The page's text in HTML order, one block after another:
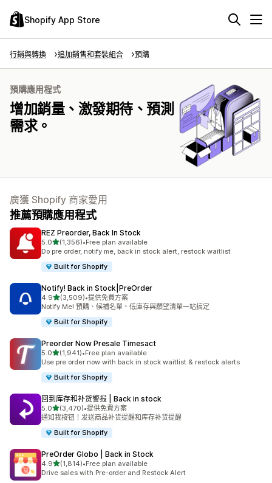
Shopify App Store
行銷與轉換 追加銷售和套裝組合 預購
預購應用程式
增加銷量、激發期待、預測
需求。
廣獲 Shopify 商家愛用
推薦預購應用程式
REZ Preorder, Back In Stock
5.0滿分 5 顆星
(1,356)
共有 1356 則評價
•Free plan available
Do pre order, notify me, back in stock alert, restock waitlist
Built for Shopify
Notify! Back in Stock|PreOrder
4.9滿分 5 顆星
(3,509)
共有 3509 則評價
•提供免費方案
Notify Me! 預購、候補名單、低庫存與願望清單一站搞定
Built for Shopify
Preorder Now Presale Timesact
5.0滿分 5 顆星
(1,941)
共有 1941 則評價
•Free plan available
Use pre order now with back in stock waitlist & restock alerts
Built for Shopify
回到库存和补货警报 | Back in stock
5.0滿分 5 顆星
(3,470)
共有 3470 則評價
•提供免費方案
通知我按钮！发送商品补货提醒和库存补货提醒
Built for Shopify
PreOrder Globo | Back in Stock
4.9滿分 5 顆星
(1,814)
共有 1814 則評價
•Free plan available
Drive sales with Pre-order and Restock Alert